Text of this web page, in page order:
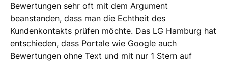
Bewertungen sehr oft mit dem Argument
beanstanden, dass man die Echtheit des
Kundenkontakts prüfen möchte. Das LG Hamburg hat
entschieden, dass Portale wie Google auch
Bewertungen ohne Text und mit nur 1 Stern auf